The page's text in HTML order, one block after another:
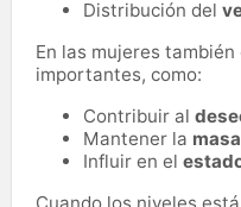
Distribución del
En las mujeres
importantes, como:
Contribuir al
Mantener la
Influir en el
Cuando los niveles